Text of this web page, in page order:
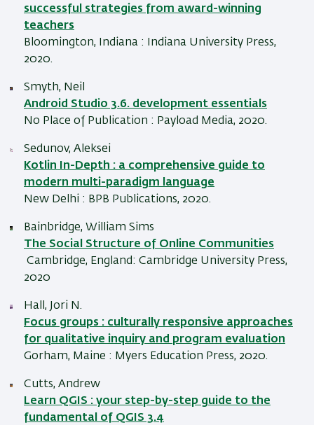
successful strategies from award-winning
teachers
Bloomington, Indiana : Indiana University Press,
2020.
Smyth, Neil
Android Studio 3.6. development essentials
No Place of Publication : Payload Media, 2020.
Sedunov, Aleksei
Kotlin In-Depth : a comprehensive guide to
modern multi-paradigm language
New Delhi : BPB Publications, 2020.
Bainbridge, William Sims
The Social Structure of Online Communities
Cambridge, England: Cambridge University Press,
2020
Hall, Jori N.
Focus groups : culturally responsive approaches
for qualitative inquiry and program evaluation
Gorham, Maine : Myers Education Press, 2020.
Cutts, Andrew
Learn QGIS : your step-by-step guide to the
fundamental of QGIS 3.4